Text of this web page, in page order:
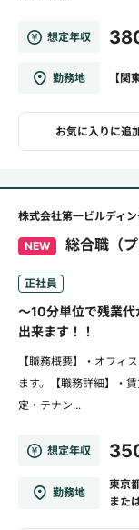
想定年収
勤務地 【関
お気に入りに追
株式会社第一ビルディ
NEW 総合職（
正社員
～10分単位で残業
出来ます！！
【職務概要】・オフィ
ます。【職務詳細】・
定・テナン...
想定年収
勤務地
東京
また